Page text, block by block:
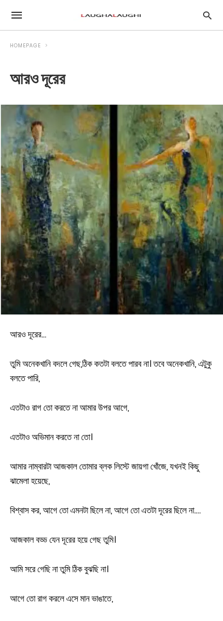
HOMEPAGE
আরও দূরের
আরও দূরের…
তুমি অনেকখানি বদলে গেছ,ঠিক কতটা বলতে পারব না। তবে অনেকখানি, এটুকু
বলতে পারি,
এতটাও রাগ তো করতে না আমার উপর আগে,
এতটাও অভিমান করতে না তো।
আমার নাম্বারটা আজকাল তোমার ব্লক লিস্টে জায়গা খোঁজে, যখনই কিছু
ঝামেলা হয়েছে,
বিশ্বাস কর, আগে তো এমনটা ছিলে না, আগে তো এতটা দূরের ছিলে না….
আজকাল বড্ড যেন দূরের হয়ে গেছ তুমি।
আমি সরে গেছি না তুমি ঠিক বুঝছি না।
আগে তো রাগ করলে এসে মান ভাঙাতে,